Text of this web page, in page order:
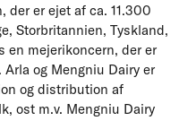
der er ejet af ca. 11.300
Storbritannien, Tyskland,
en mejerikoncern, der er
og Mengniu Dairy er
og distribution af
ost m.v. Mengniu Dairy